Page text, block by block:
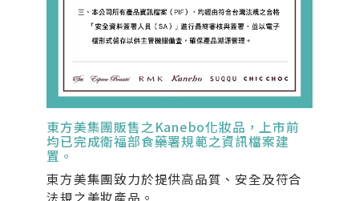
東方美集團販售之Kanebo化妝品，上市前
均已完成衛福部食藥署規範之資訊檔案建
置。
東方美集團致力於提供高品質、安全及符合